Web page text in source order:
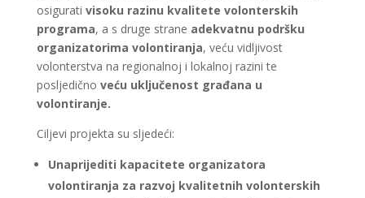
osigurati visoku razinu kvalitete volonterskih
programa, a s druge strane adekvatnu podršku
organizatorima volontiranja, veću vidljivost
volonterstva na regionalnoj i lokalnoj razini te
posljedično veću uključenost građana u
volontiranje.
Ciljevi projekta su sljedeći:
Unaprijediti kapacitete organizatora
volontiranja za razvoj kvalitetnih volonterskih